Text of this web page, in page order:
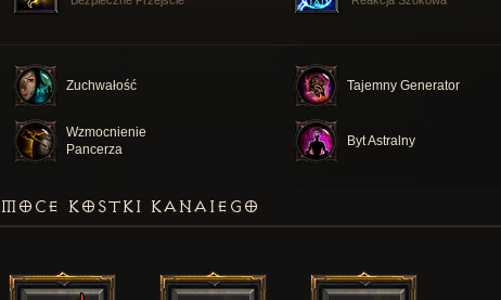
Zuchwałość Tajemny Generator
Wzmocnienie
Pancerza
Byt Astralny
MOCE KOSTKI KANAIEGO